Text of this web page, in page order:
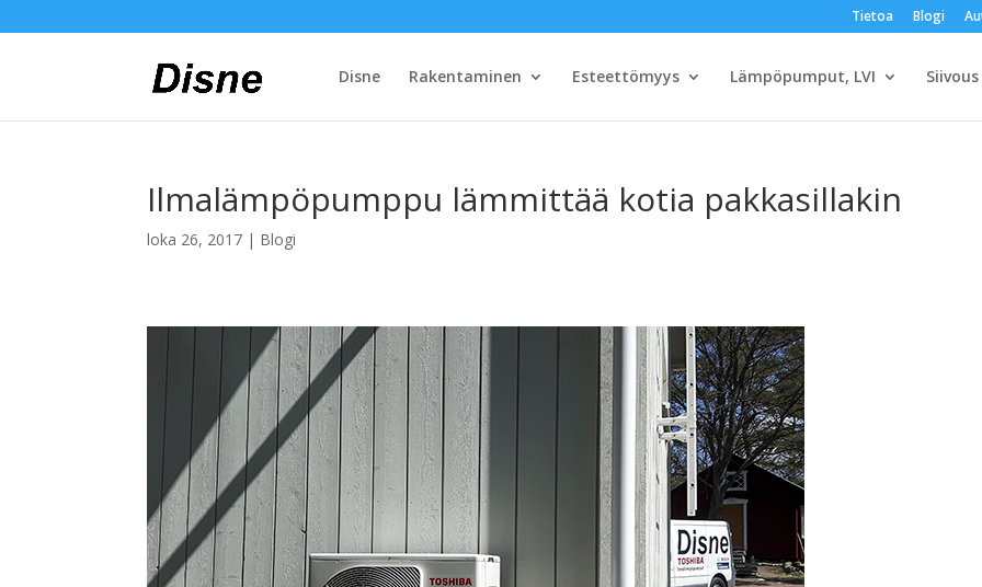
Tietoa Blogi
Disne Rakentaminen Esteettömyys Lämpöpumput, LVI Siivous
Ilmalämpöpumppu lämmittää kotia pakkasillakin
loka 26, 2017 | Blogi